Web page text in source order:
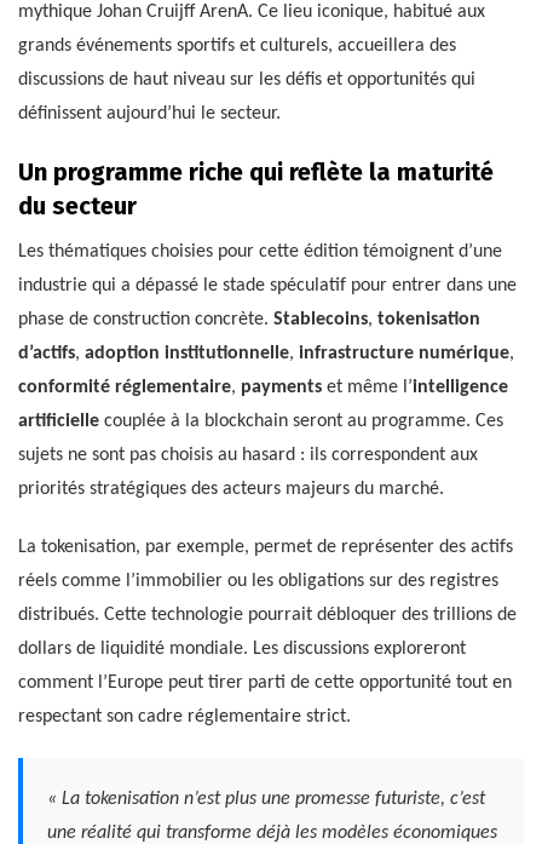
mythique Johan Cruijff ArenA. Ce lieu iconique, habitué aux
grands événements sportifs et culturels, accueillera des
discussions de haut niveau sur les défis et opportunités qui
définissent aujourd’hui le secteur.
Un programme riche qui reflète la maturité
du secteur
Les thématiques choisies pour cette édition témoignent d’une
industrie qui a dépassé le stade spéculatif pour entrer dans une
phase de construction concrète. Stablecoins, tokenisation
d’actifs, adoption institutionnelle, infrastructure numérique,
conformité réglementaire, payments et même l’intelligence
artificielle couplée à la blockchain seront au programme. Ces
sujets ne sont pas choisis au hasard : ils correspondent aux
priorités stratégiques des acteurs majeurs du marché.
La tokenisation, par exemple, permet de représenter des actifs
réels comme l’immobilier ou les obligations sur des registres
distribués. Cette technologie pourrait débloquer des trillions de
dollars de liquidité mondiale. Les discussions exploreront
comment l’Europe peut tirer parti de cette opportunité tout en
respectant son cadre réglementaire strict.
« La tokenisation n’est plus une promesse futuriste, c’est
une réalité qui transforme déjà les modèles économiques